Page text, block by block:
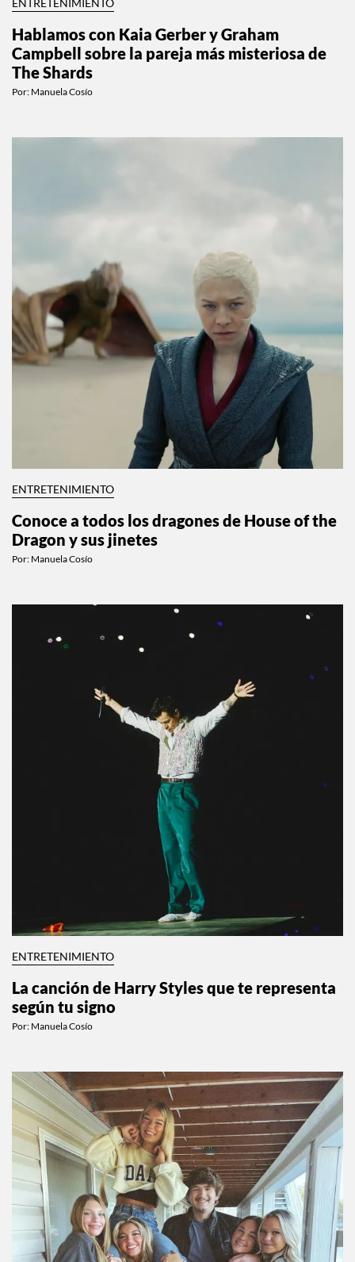
ENTRETENIMIENTO
Hablamos con Kaia Gerber y Graham
Campbell sobre la pareja más misteriosa de
The Shards
Por: Manuela Cosío
ENTRETENIMIENTO
Conoce a todos los dragones de House of the
Dragon y sus jinetes
Por: Manuela Cosío
ENTRETENIMIENTO
La canción de Harry Styles que te representa
según tu signo
Por: Manuela Cosío